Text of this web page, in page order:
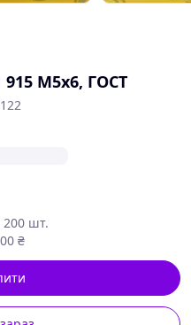
М5х6, ГОСТ
200 шт.
₴